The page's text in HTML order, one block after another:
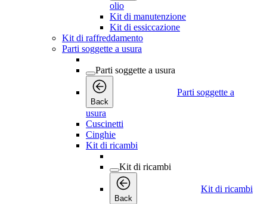
olio
Kit di manutenzione
Kit di essiccazione
Kit di raffreddamento
Parti soggette a usura
Parti soggette a usura
Back
Parti soggette a
usura
Cuscinetti
Cinghie
Kit di ricambi
Kit di ricambi
Back
Kit di ricambi